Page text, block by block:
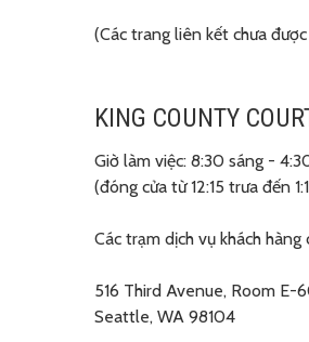
(Các trang liên kết chưa
KING COUNTY
Giờ làm việc: 8:30 sáng -
(đóng cửa từ 12:15 trưa đến
Các trạm dịch vụ khách hàng
516 Third Avenue, Room E-
Seattle, WA 98104